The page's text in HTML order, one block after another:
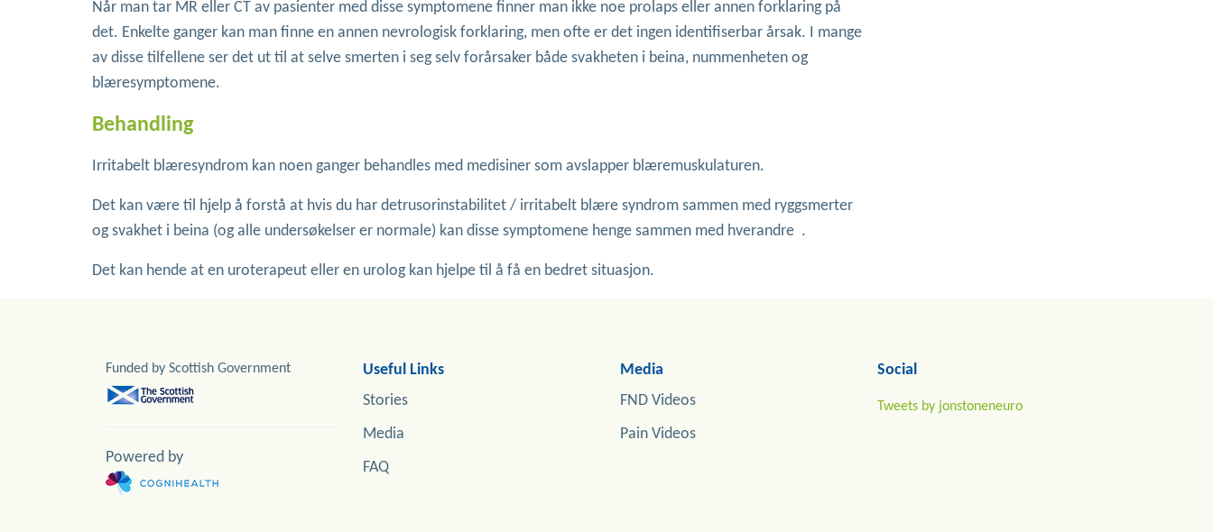
Når man tar MR eller CT av pasienter med disse symptomene finner man ikke noe prolaps eller annen forklaring på
det. Enkelte ganger kan man finne en annen nevrologisk forklaring, men ofte er det ingen identifiserbar årsak. I mange
av disse tilfellene ser det ut til at selve smerten i seg selv forårsaker både svakheten i beina, nummenheten og
blæresymptomene.
Behandling
Irritabelt blæresyndrom kan noen ganger behandles med medisiner som avslapper blæremuskulaturen.
Det kan være til hjelp å forstå at hvis du har detrusorinstabilitet / irritabelt blære syndrom sammen med ryggsmerter
og svakhet i beina (og alle undersøkelser er normale) kan disse symptomene henge sammen med hverandre .
Det kan hende at en uroterapeut eller en urolog kan hjelpe til å få en bedret situasjon.
Funded by Scottish Government
Powered by
Useful Links
Stories
Media
FAQ
Media
FND Videos
Pain Videos
Social
Tweets by jonstoneneuro